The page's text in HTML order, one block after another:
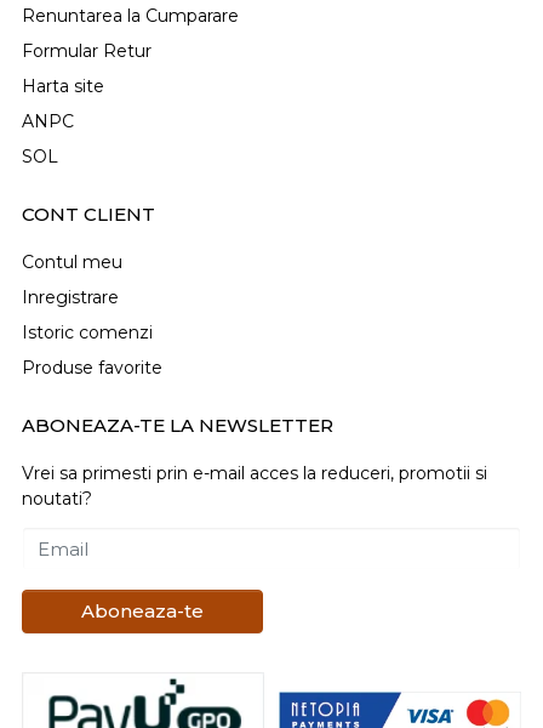
Renuntarea la Cumparare
Formular Retur
Harta site
ANPC
SOL
CONT CLIENT
Contul meu
Inregistrare
Istoric comenzi
Produse favorite
ABONEAZA-TE LA NEWSLETTER
Vrei sa primesti prin e-mail acces la reduceri, promotii si
noutati?
Email
Aboneaza-te